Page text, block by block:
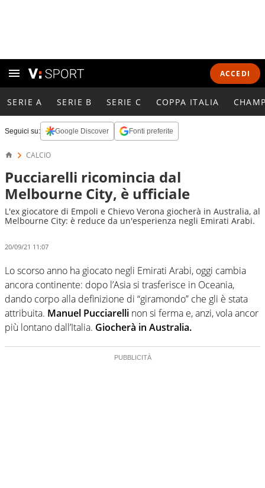
ACCEDI
SERIE A SERIE B SERIE C COPPA ITALIA
Seguici su: Google Discover Fonti preferite
CALCIO
Pucciarelli ricomincia dal
Melbourne City, è ufficiale
L'ex giocatore di Empoli e Chievo Verona giocherà in Australia, al
Melbourne City: è reduce da un'esperienza negli Emirati Arabi.
20/09/21 11:07
Lo scorso anno ha giocato negli Emirati Arabi, oggi cambia
ancora continente: dopo l’Asia si trasferisce in Oceania,
dando corpo alla definizione di “giramondo” che gli è stata
attribuita. Manuel Pucciarelli non si ferma e, anzi, vola ancor
più lontano dall’Italia. Giocherà in Australia.